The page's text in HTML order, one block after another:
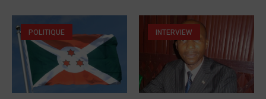
POLITIQUE INTERVIEW